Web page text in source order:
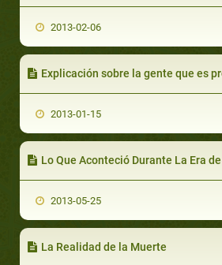
2013-02-06
Explicación sobre la gente que es
2013-01-15
Lo Que Aconteció Durante La Era de
2013-05-25
La Realidad de la Muerte